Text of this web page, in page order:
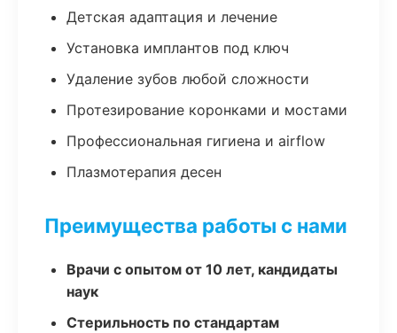
Детская адаптация и лечение
Установка имплантов под ключ
Удаление зубов любой сложности
Протезирование коронками и мостами
Профессиональная гигиена и airflow
Плазмотерапия десен
Преимущества работы с нами
Врачи с опытом от 10 лет, кандидаты
наук
Стерильность по стандартам